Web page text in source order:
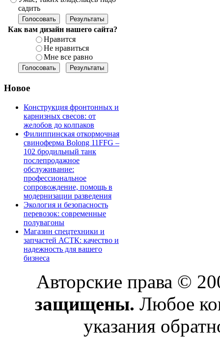
садить
Как вам дизайн нашего сайта?
Нравится
Не нравиться
Мне все равно
Новое
Конструкция фронтонных и
карнизных свесов: от
желобов до колпаков
Филиппинская откормочная
свиноферма Bolong 11FFG –
102 бродильный танк
послепродажное
обслуживание:
профессиональное
сопровождение, помощь в
модернизации разведения
Экология и безопасность
перевозок: современные
полувагоны
Магазин спецтехники и
запчастей АСТК: качество и
надежность для вашего
бизнеса
Авторские права ©
защищены. Любое
указания